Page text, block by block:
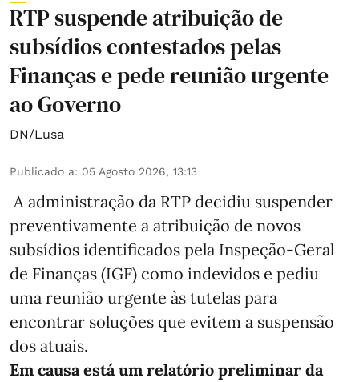
RTP suspende atribuição de
subsídios contestados pelas
Finanças e pede reunião urgente
ao Governo
DN/Lusa
Publicado a: 05 Agosto 2026, 13:13
A administração da RTP decidiu suspender
preventivamente a atribuição de novos
subsídios identificados pela Inspeção-Geral
de Finanças (IGF) como indevidos e pediu
uma reunião urgente às tutelas para
encontrar soluções que evitem a suspensão
dos atuais.
Em causa está um relatório preliminar da